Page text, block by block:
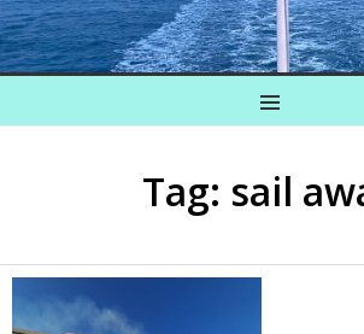
MENU
Tag: sail